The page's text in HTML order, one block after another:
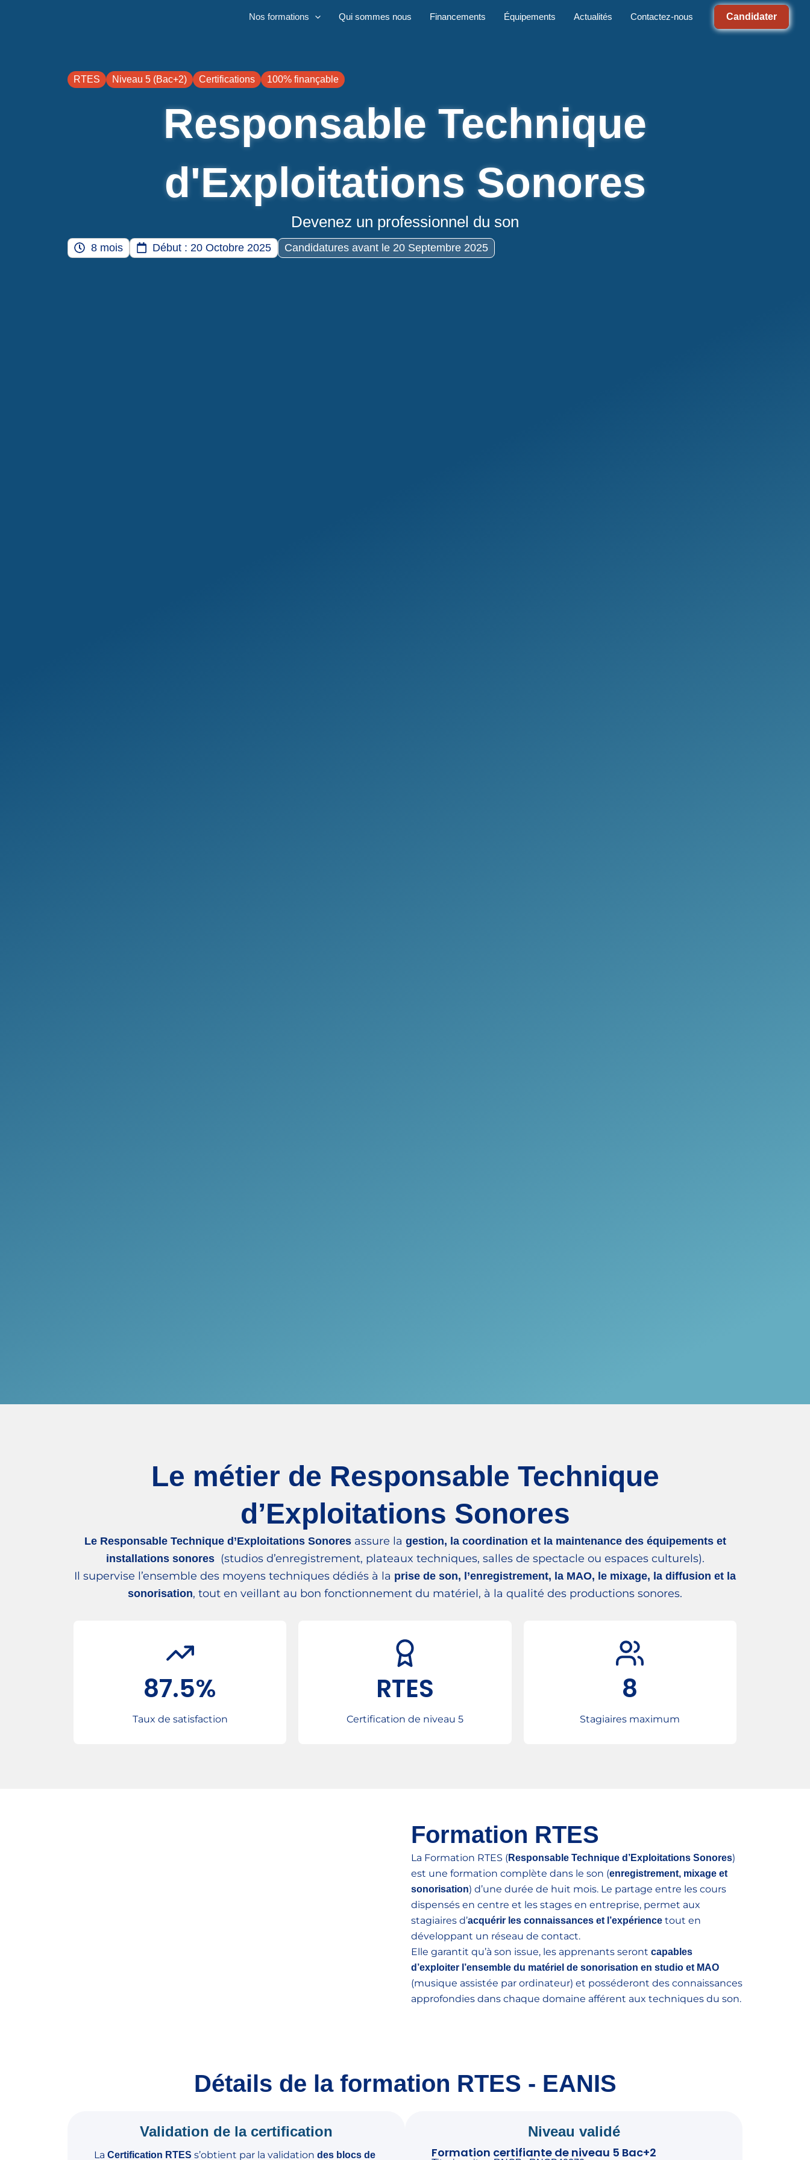
Nos formations Qui sommes nous Financements Équipements Actualités Contactez-nous Candidater
RTES Niveau 5 (Bac+2) Certifications 100% finançable
Responsable Technique
d'Exploitations Sonores
Devenez un professionnel du son
8 mois Début : 20 Octobre 2025 Candidatures avant le 20 Septembre 2025
Le métier de Responsable Technique
d’Exploitations Sonores
Le Responsable Technique d’Exploitations Sonoresassure la gestion, la coordination et la maintenance des équipements et
installations sonores (studios d’enregistrement, plateaux techniques, salles de spectacle ou espaces culturels).
Il supervise l’ensemble des moyens techniques dédiés à la prise de son, l’enregistrement, la MAO, le mixage, la diffusion et la
sonorisation, tout en veillant au bon fonctionnement du matériel, à la qualité des productions sonores.
87.5%
Taux de satisfaction
RTES
Certification de niveau 5
8
Stagiaires maximum
Formation RTES
La Formation RTES (Responsable Technique d’Exploitations Sonores)
est une formation complète dans le son (enregistrement, mixage et
sonorisation) d’une durée de huit mois. Le partage entre les cours
dispensés en centre et les stages en entreprise, permet aux
stagiaires d’acquérir les connaissances et l’expérience tout en
développant un réseau de contact.
Elle garantit qu’à son issue, les apprenants seront capables
d’exploiter l’ensemble du matériel de sonorisation en studio et MAO
(musique assistée par ordinateur) et posséderont des connaissances
approfondies dans chaque domaine afférent aux techniques du son.
Détails de la formation RTES - EANIS
Validation de la certification
La Certification RTES s’obtient par la validation des blocs de
Niveau validé
Formation certifiante de niveau 5 Bac+2